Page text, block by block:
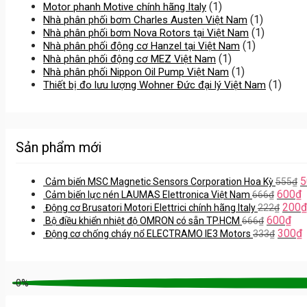
Motor phanh Motive chính hãng Italy (1)
Nhà phân phối bơm Charles Austen Việt Nam (1)
Nhà phân phối bơm Nova Rotors tại Việt Nam (1)
Nhà phân phối động cơ Hanzel tại Việt Nam (1)
Nhà phân phối động cơ MEZ Việt Nam (1)
Nhà phân phối Nippon Oil Pump Việt Nam (1)
Thiết bị đo lưu lượng Wohner Đức đại lý Việt Nam (1)
Sản phẩm mới
Cảm biến MSC Magnetic Sensors Corporation Hoa Kỳ555₫
Cảm biến lực nén LAUMAS Elettronica Việt Nam 666₫ 600₫
Động cơ Brusatori Motori Elettrici chính hãng Italy222₫ 200₫
Bộ điều khiển nhiệt độ OMRON có sẵn TP.HCM 666₫ 600₫
Động cơ chống cháy nổ ELECTRAMO IE3 Motors 333₫ 300₫
-0%